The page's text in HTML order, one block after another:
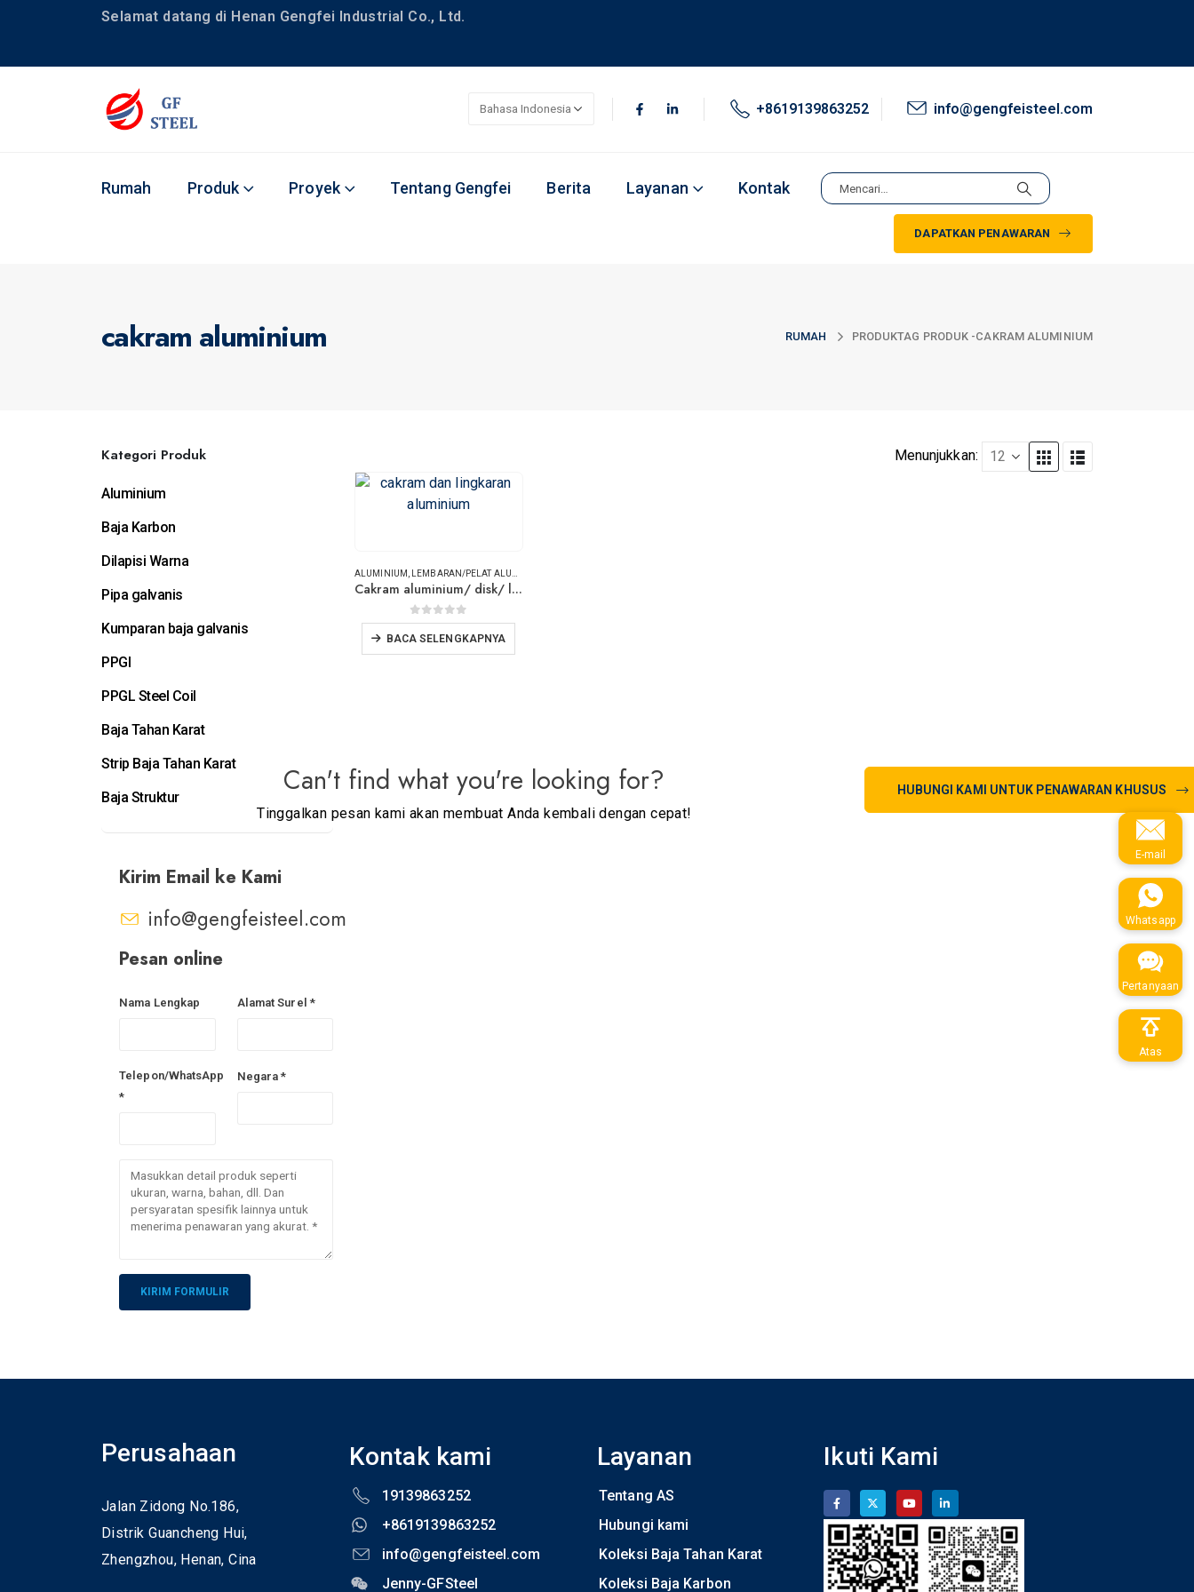
Selamat datang di Henan Gengfei Industrial Co., Ltd.
+8619139863252 info@gengfeisteel.com
Rumah Produk Proyek Tentang Gengfei Berita Layanan Kontak
DAPATKAN PENAWARAN
cakram aluminium RUMAH PRODUKTAG PRODUK -CAKRAM ALUMINIUM
Menunjukkan:
ALUMINIUM LEMBARAN/PELAT ALUMINIUM
Cakram aluminium/ disk/ lingkaran/ wafer
0dari 5
BACA SELENGKAPNYA
Can't find what you're looking for?
Tinggalkan pesan kami akan membuat Anda kembali dengan cepat!
HUBUNGI KAMI UNTUK PENAWARAN KHUSUS
Kategori Produk
Aluminium
Baja Karbon
Dilapisi Warna
Pipa galvanis
Kumparan baja galvanis
PPGI
PPGL Steel Coil
Baja Tahan Karat
Strip Baja Tahan Karat
Baja Struktur
Kirim Email ke Kami
info@gengfeisteel.com
Pesan online
Nama Lengkap Alamat Surel *
Telepon/WhatsApp
*
Negara *
Perusahaan
Jalan Zidong No.186,
Distrik Guancheng Hui,
Zhengzhou, Henan,Cina
Kontak kami
19139863252
+8619139863252
info@gengfeisteel.com
Jenny-GFSteel
Layanan
Tentang AS
Hubungi kami
Koleksi Baja Tahan Karat
Koleksi Baja Karbon
Ikuti Kami
E-mail
Whatsapp
Pertanyaan
Atas